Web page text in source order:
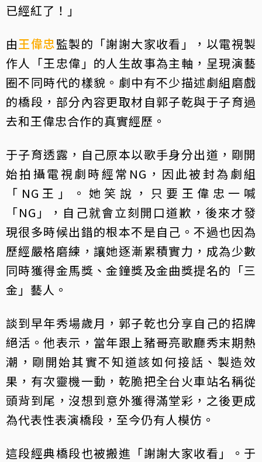
已經紅了！」
由王偉忠監製的「謝謝大家收看」，以電視製
作人「王忠偉」的人生故事為主軸，呈現演藝
圈不同時代的樣貌。劇中有不少描述劇組磨戲
的橋段，部分內容更取材自郭子乾與于子育過
去和王偉忠合作的真實經歷。
于子育透露，自己原本以歌手身分出道，剛開
始拍攝電視劇時經常NG，因此被封為劇組
「NG王」。她笑說，只要王偉忠一喊
「NG」，自己就會立刻開口道歉，後來才發
現很多時候出錯的根本不是自己。不過也因為
歷經嚴格磨練，讓她逐漸累積實力，成為少數
同時獲得金馬獎、金鐘獎及金曲獎提名的「三
金」藝人。
談到早年秀場歲月，郭子乾也分享自己的招牌
絕活。他表示，當年跟上豬哥亮歌廳秀末期熱
潮，剛開始其實不知道該如何接話、製造效
果，有次靈機一動，乾脆把全台火車站名稱從
頭背到尾，沒想到意外獲得滿堂彩，之後更成
為代表性表演橋段，至今仍有人模仿。
這段經典橋段也被搬進「謝謝大家收看」。于